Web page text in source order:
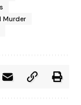
Murder